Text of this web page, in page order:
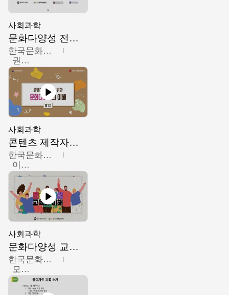
사회과학
문화다양성 전문인력 양성 기본과정 - 문화다양성의 이해
한국문화예술교육진흥원
권숙인 외 8명
사회과학
콘텐츠 제작자를 위한 문화다양성의 이해
한국문화예술교육진흥원
이성민
사회과학
문화다양성 교육의 이해
한국문화예술교육진흥원
모경환,성상환,정문성